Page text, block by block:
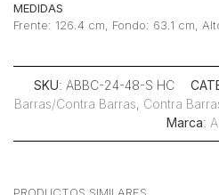
MEDIDAS
Frente: 126.4 cm, Fondo: 63.1 cm,
SKU: ABBC-24-48-S HC
Barras/Contra Barras, Contra
Marca: